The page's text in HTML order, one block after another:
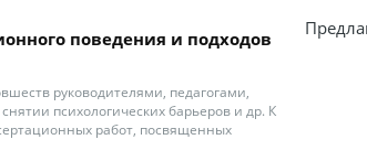
поведения и подходов
руководителями, педагогами,
психологических барьеров и др. К
работ, посвященных